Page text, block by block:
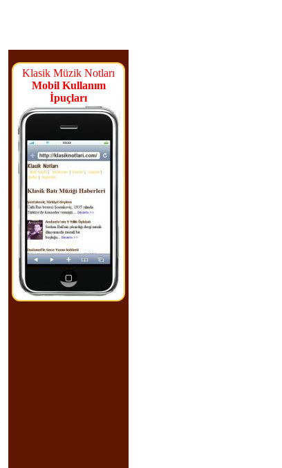
Klasik Müzik Notları
Mobil Kullanım
İpuçları